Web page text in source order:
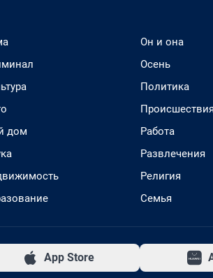
дом
Он и она
Осень
Политика
Происшествия
Работа
Развлечения
Религия
Семья
App Store